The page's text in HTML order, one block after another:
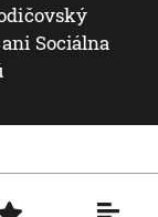
Sociálna